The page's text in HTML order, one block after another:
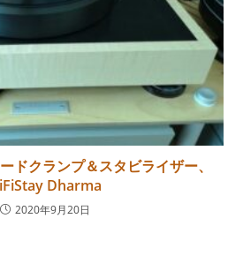
ドクランプ＆スタビライザー、
Dharma
2020年9月20日